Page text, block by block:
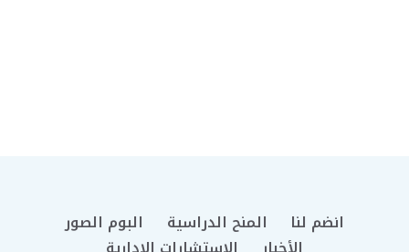
انضم لنا المنح الدراسية
البوم الصور